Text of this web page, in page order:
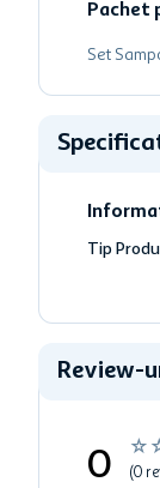
Pachet
Set
Tip
Review-
☆
0 (0